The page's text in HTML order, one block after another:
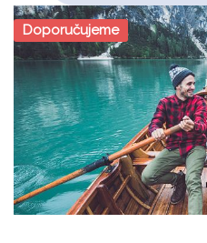
Doporučujeme